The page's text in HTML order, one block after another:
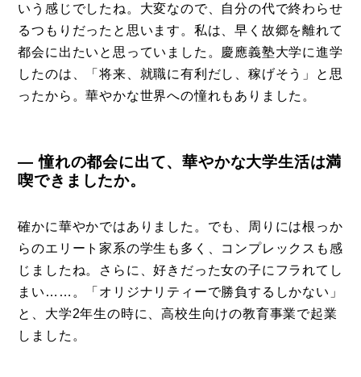
いう感じでしたね。大変なので、自分の代で終わらせ
るつもりだったと思います。私は、早く故郷を離れて
都会に出たいと思っていました。慶應義塾大学に進学
したのは、「将来、就職に有利だし、稼げそう」と思
ったから。華やかな世界への憧れもありました。
― 憧れの都会に出て、華やかな大学生活は満
喫できましたか。
確かに華やかではありました。でも、周りには根っか
らのエリート家系の学生も多く、コンプレックスも感
じましたね。さらに、好きだった女の子にフラれてし
まい……。「オリジナリティーで勝負するしかない」
と、大学2年生の時に、高校生向けの教育事業で起業
しました。